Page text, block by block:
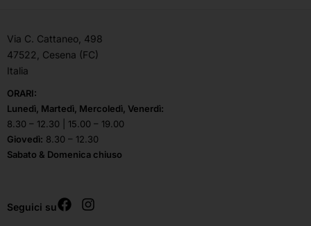
Via C. Cattaneo, 498
47522, Cesena (FC)
Italia
ORARI:
Lunedì, Martedì, Mercoledì, Venerdì:
8.30 – 12.30 | 15.00 – 19.00
Giovedì: 8.30 – 12.30
Sabato & Domenica chiuso
Seguici su